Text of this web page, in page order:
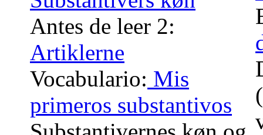
Antes de leer 2:
Artiklerne
Vocabulario: Mis
primeros substantivos